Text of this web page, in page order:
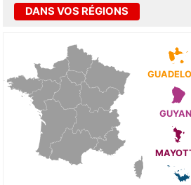
DANS VOS RÉGIONS